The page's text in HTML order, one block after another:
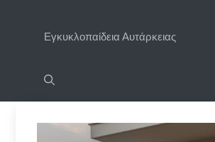
Εγκυκλοπαίδεια Αυτάρκειας